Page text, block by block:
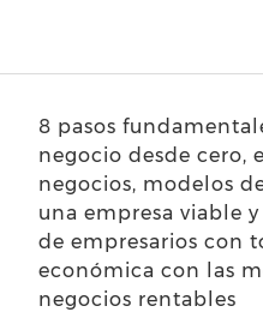
8 pasos
negocio desde cero,
negocios, modelos
una empresa viable
de empresarios con
económica con las
negocios rentables